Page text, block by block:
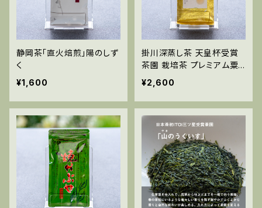
静岡茶「直火焙煎」陽のしず
く
¥1,600
掛川深蒸し茶 天皇杯受賞
茶園 栽培茶 プレミアム粟ヶ
岳
¥2,600